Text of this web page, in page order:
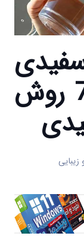
پوست میشود؟ 7 روش